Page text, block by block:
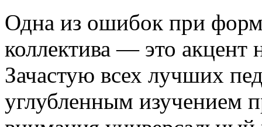
Одна из ошибок при
коллектива — это акцент
Зачастую всех лучших
углубленным изучением